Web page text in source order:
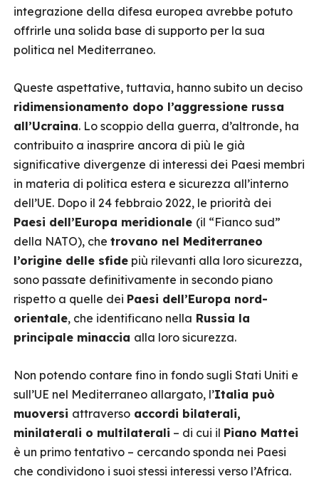
integrazione della difesa europea avrebbe potuto
offrirle una solida base di supporto per la sua
politica nel Mediterraneo.
Queste aspettative, tuttavia, hanno subito un deciso
ridimensionamento dopo l’aggressione russa
all’Ucraina. Lo scoppio della guerra, d’altronde, ha
contribuito a inasprire ancora di più le già
significative divergenze di interessi dei Paesi membri
in materia di politica estera e sicurezza all’interno
dell’UE. Dopo il 24 febbraio 2022, le priorità dei
Paesi dell’Europa meridionale (il “Fianco sud”
della NATO), che trovano nel Mediterraneo
l’origine delle sfide più rilevanti alla loro sicurezza,
sono passate definitivamente in secondo piano
rispetto a quelle dei Paesi dell’Europa nord-
orientale, che identificano nella Russia la
principale minaccia alla loro sicurezza.
Non potendo contare fino in fondo sugli Stati Uniti e
sull’UE nel Mediterraneo allargato, l’Italia può
muoversi attraverso accordi bilaterali,
minilaterali o multilaterali – di cui il Piano Mattei
è un primo tentativo – cercando sponda nei Paesi
che condividono i suoi stessi interessi verso l’Africa.